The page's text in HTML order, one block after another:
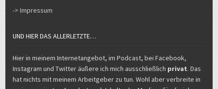
-> Impressum
UND HIER DAS ALLERLETZTE…
Hier in meinem Internetangebot, im Podcast, bei Facebook,
Instagram und Twitter äußere ich mich ausschließlich privat. Das
hat nichts mit meinem Arbeitgeber zu tun. Wohl aber verbreite in